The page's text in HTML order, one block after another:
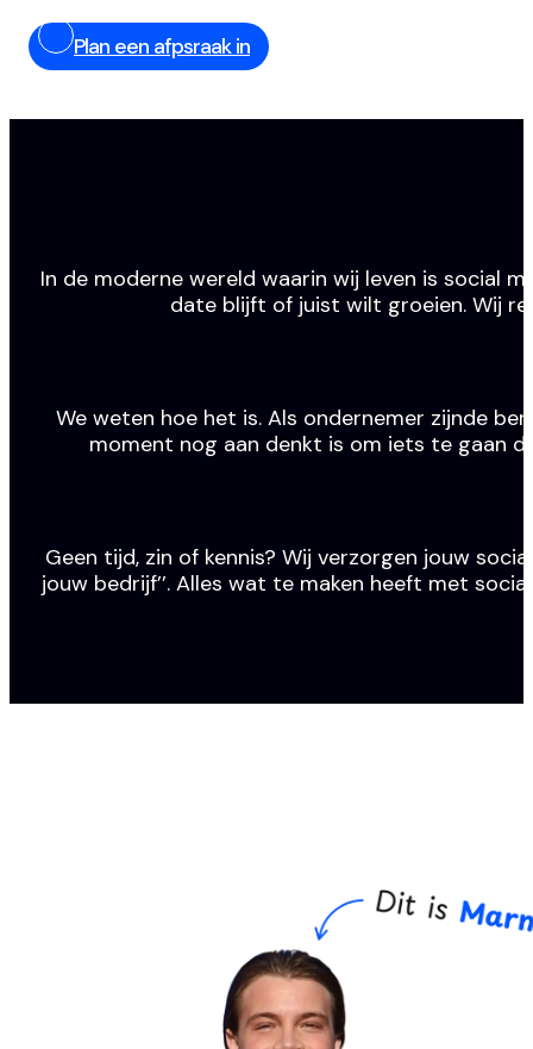
Plan een afpsraak in
In de moderne wereld waarin wij leven is social
date blijft of juist wilt groeien. Wij
We weten hoe het is. Als ondernemer zijnde
moment nog aan denkt is om iets te gaan
Geen tijd, zin of kennis? Wij verzorgen jouw
jouw bedrijf’’. Alles wat te maken heeft met